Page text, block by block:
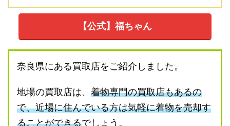
【公式】福ちゃん
奈良県にある買取店をご紹介しました。
地場の買取店は、 着物専門の買取店もあるの
で、近場に住んでいる方は気軽に着物を売却す
ることができるでしょう。